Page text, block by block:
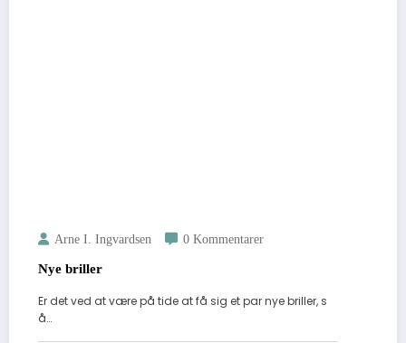
Arne I. Ingvardsen 0 Kommentarer
Nye briller
Er det ved at være på tide at få sig et par nye briller, s
å…